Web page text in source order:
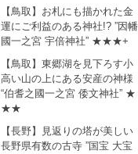
【鳥取】お札にも描かれた金
運にご利益のある神社!? ”因幡
國一之宮 宇倍神社” ★★★+
【鳥取】東郷湖を見下ろす小
高い山の上にある安産の神様
“伯耆之國一之宮 倭文神社” ★
★★
【長野】見返りの塔が美しい
長野県有数の古寺 ”国宝 大宝